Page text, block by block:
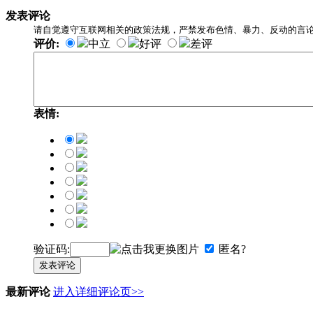
发表评论
请自觉遵守互联网相关的政策法规，严禁发布色情、暴力、反动的言
评价: 中立 好评 差评
表情:
验证码: 匿名?
发表评论
最新评论 进入详细评论页>>